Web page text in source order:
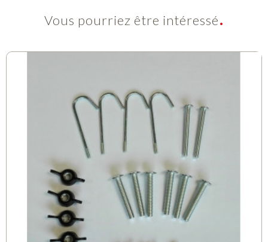
Vous pourriez être intéressé